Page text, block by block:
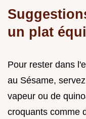
un plat
Pour rester dans
au Sésame,
vapeur ou de
croquants comme